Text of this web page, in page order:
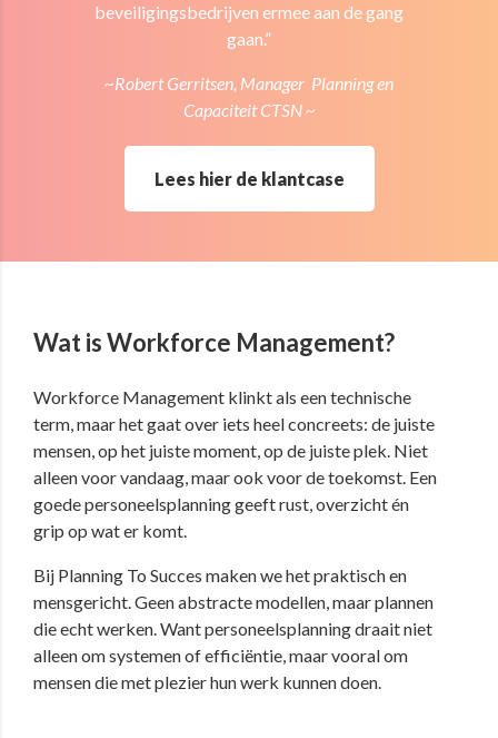
beveiligingsbedrijven ermee aan de gang
gaan.”
~Robert Gerritsen, Manager Planning en
Capaciteit CTSN ~
Lees hier de klantcase
Wat is Workforce Management?
Workforce Management klinkt als een technische
term, maar het gaat over iets heel concreets: de juiste
mensen, op het juiste moment, op de juiste plek. Niet
alleen voor vandaag, maar ook voor de toekomst. Een
goede personeelsplanning geeft rust, overzicht én
grip op wat er komt.
Bij Planning To Succes maken we het praktisch en
mensgericht. Geen abstracte modellen, maar plannen
die echt werken. Want personeelsplanning draait niet
alleen om systemen of efficiëntie, maar vooral om
mensen die met plezier hun werk kunnen doen.